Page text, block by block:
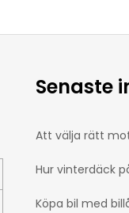
Senaste
Att välja rätt
Hur vinterdäck
Köpa bil med